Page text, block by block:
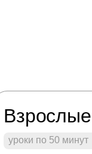
уроки по 50 минут
Взрослые